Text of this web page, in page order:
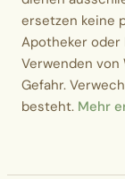
ersetzen keine
Apotheker oder
Verwenden von
Gefahr.
besteht. Mehr